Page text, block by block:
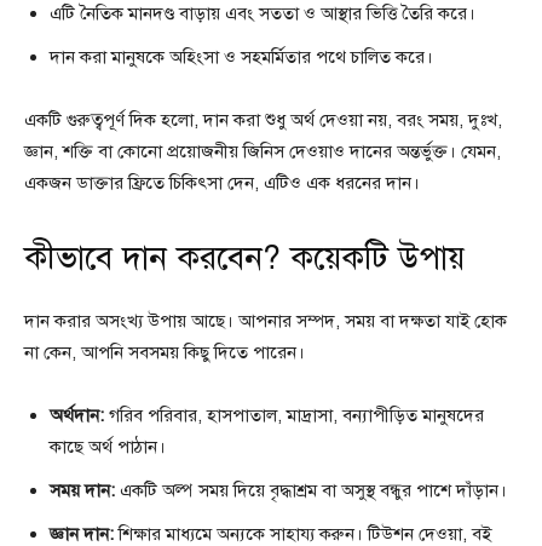
এটি নৈতিক মানদণ্ড বাড়ায় এবং সততা ও আস্থার ভিত্তি তৈরি করে।
দান করা মানুষকে অহিংসা ও সহমর্মিতার পথে চালিত করে।
একটি গুরুত্বপূর্ণ দিক হলো, দান করা শুধু অর্থ দেওয়া নয়, বরং সময়, দুঃখ,
জ্ঞান, শক্তি বা কোনো প্রয়োজনীয় জিনিস দেওয়াও দানের অন্তর্ভুক্ত। যেমন,
একজন ডাক্তার ফ্রিতে চিকিৎসা দেন, এটিও এক ধরনের দান।
কীভাবে দান করবেন? কয়েকটি উপায়
দান করার অসংখ্য উপায় আছে। আপনার সম্পদ, সময় বা দক্ষতা যাই হোক
না কেন, আপনি সবসময় কিছু দিতে পারেন।
অর্থদান: গরিব পরিবার, হাসপাতাল, মাদ্রাসা, বন্যাপীড়িত মানুষদের
কাছে অর্থ পাঠান।
সময় দান: একটি অল্প সময় দিয়ে বৃদ্ধাশ্রম বা অসুস্থ বন্ধুর পাশে দাঁড়ান।
জ্ঞান দান:শিক্ষার মাধ্যমে অন্যকে সাহায্য করুন। টিউশন দেওয়া, বই